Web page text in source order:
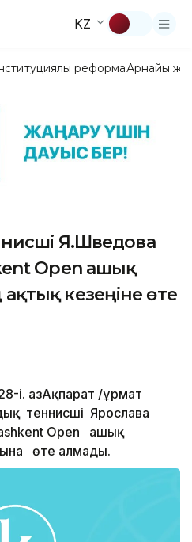
KZ
реформаАрнайы
Я.Шведова
Open ашық
кезеңіне өте
і. ҚазАқпарат /Құрмат
теннисші Ярослава
Open ашық
өте алмады.